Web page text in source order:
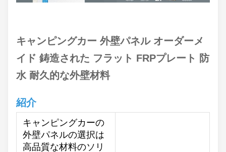
キャンピングカー 外壁パネル オーダーメ
イド 鋳造された フラット FRPプレート 防
水 耐久的な外壁材料
紹介
キャンピングカーの
外壁パネルの選択は
高品質な材料のソリ